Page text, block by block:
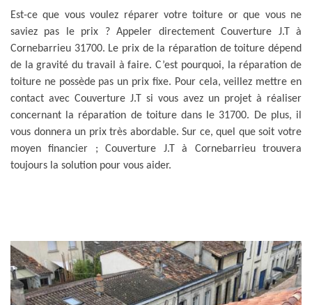
Est-ce que vous voulez réparer votre toiture or que vous ne
saviez pas le prix ? Appeler directement Couverture J.T à
Cornebarrieu 31700. Le prix de la réparation de toiture dépend
de la gravité du travail à faire. C’est pourquoi, la réparation de
toiture ne possède pas un prix fixe. Pour cela, veillez mettre en
contact avec Couverture J.T si vous avez un projet à réaliser
concernant la réparation de toiture dans le 31700. De plus, il
vous donnera un prix très abordable. Sur ce, quel que soit votre
moyen financier ; Couverture J.T à Cornebarrieu trouvera
toujours la solution pour vous aider.